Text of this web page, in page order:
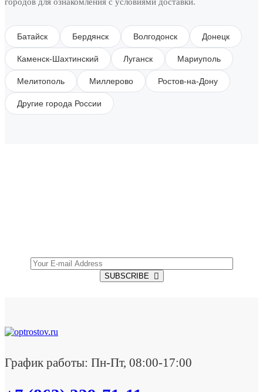
Батайск Бердянск Волгодонск Донецк
Каменск-Шахтинский Луганск Мариуполь
Мелитополь Миллерово Ростов-на-Дону
Другие города России
SUBSCRIBE
График работы: Пн-Пт, 08:00-17:00